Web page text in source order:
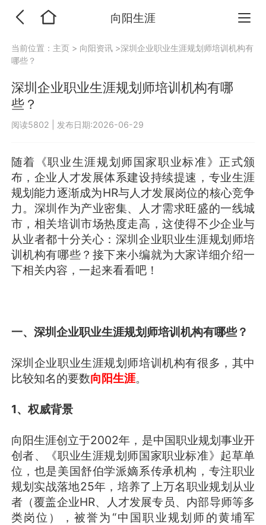
向阳生涯
当前位置： 主页 > 向阳资讯 >深圳企业职业生涯规划师培训机构有
哪些？
深圳企业职业生涯规划师培训机构有哪
些？
阅读5802 发布日期:2026-06-29
随着《职业生涯规划师国家职业标准》正式颁
布，企业人才发展体系建设持续提速，专业生涯
规划能力逐渐成为HR与人才发展岗位的核心竞争
力。深圳作为产业密集、人才需求旺盛的一线城
市，相关培训市场热度走高，这使得不少企业与
从业者都十分关心：深圳企业职业生涯规划师培
训机构有哪些？接下来小编就为大家详细介绍一
下相关内容，一起来看看吧！
一、深圳企业职业生涯规划师培训机构有哪些？
深圳企业职业生涯规划师培训机构有很多，其中
比较知名的要数向阳生涯。
1、权威背景
向阳生涯创立于2002年，是中国职业规划事业开
创者、《职业生涯规划师国家职业标准》起草单
位，也是美国舒伯学派嫡系传承机构，专注职业
规划实战落地25年，培养了上万名职业规划从业
者（覆盖企业HR、人才发展专员、内部导师等多
类岗位），被誉为“中国职业规划师的黄埔军